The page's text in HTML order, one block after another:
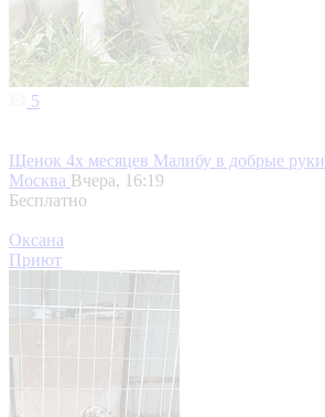
5
Щенок 4х месяцев Малибу в добрые руки
Москва Вчера, 16:19
Бесплатно
Оксана
Приют